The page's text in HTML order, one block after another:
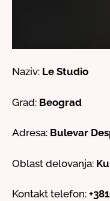
Naziv: Le Studio
Grad: Beograd
Adresa: Bulevar
Oblast delovanja:
Kontakt telefon: